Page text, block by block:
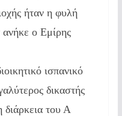
ήταν η φυλή
ο Εμίρης
ισπανικό
δικαστής
του Α